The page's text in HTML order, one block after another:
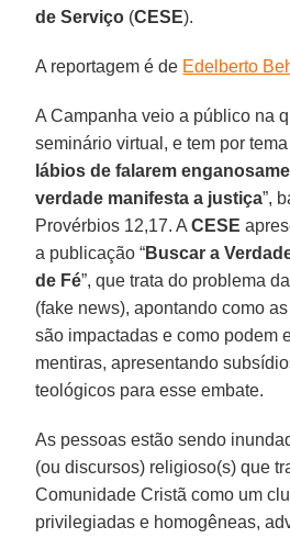
de Serviço (CESE).
A reportagem é de Edelberto
A Campanha veio a público na
seminário virtual, e tem por tema
lábios de falarem
verdade manifesta a justiça”,
Provérbios 12,17. ACESE
a publicação “Buscar a
de Fé”, que trata do problema
(fake news), apontando como
são impactadas e como podem
mentiras, apresentando
teológicos para esse embate.
As pessoas estão sendo
(ou discursos) religioso(s) que
Comunidade Cristã como um
privilegiadas e homogêneas,